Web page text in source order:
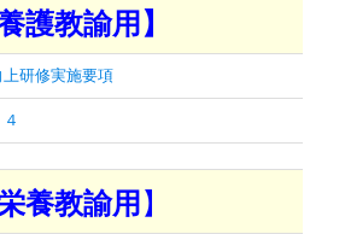
養護教諭用】
研修実施要項
４
栄養教諭用】